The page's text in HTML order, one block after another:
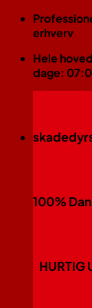
Fortsæt
erhverv
Hele
dage:
100%
HURTIG